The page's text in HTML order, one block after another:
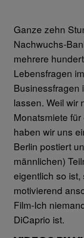
Ganze zehn
Nachwuchs-
mehrere
Lebensfragen
Businessfragen
lassen. Weil wir
Monatsmiete
haben wir uns
Berlin postiert
männlichen)
eigentlich so
motivierend
Film-Ich
DiCaprio ist.